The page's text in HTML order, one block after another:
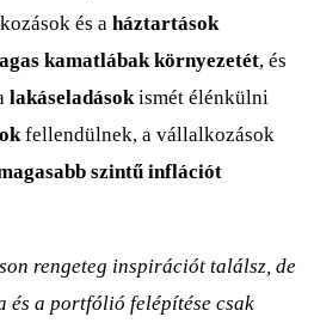
és a háztartások
kamatlábak környezetét, és
lakáseladásokismét élénkülni
fellendülnek, a vállalkozások
szintű inflációt
rengeteg inspirációt találsz, de
és a portfólió felépítése csak